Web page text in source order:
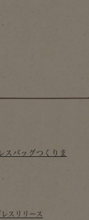
スバッグつくりま
レスリリース